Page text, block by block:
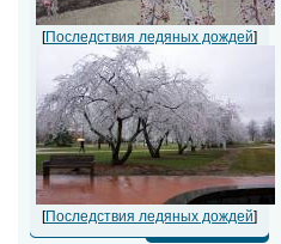
[Последствия ледяных дождей]
[Последствия ледяных дождей]